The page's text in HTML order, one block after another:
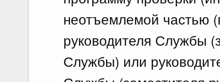
неотъемлемой частью
руководителя Службы
Службы) или